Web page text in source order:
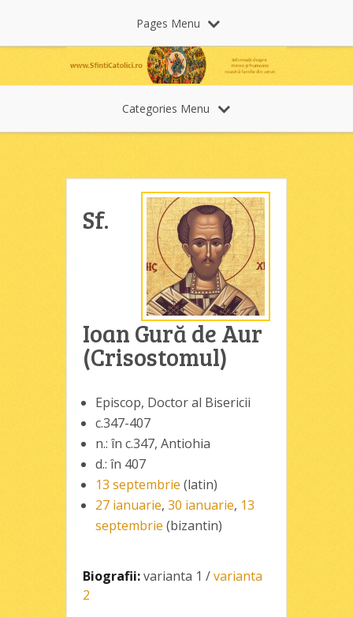
Pages Menu
Categories Menu
Sf.
Ioan Gură de Aur
(Crisostomul)
Episcop, Doctor al Bisericii
c.347-407
n.: în c.347, Antiohia
d.: în 407
13 septembrie (latin)
27 ianuarie, 30 ianuarie, 13
septembrie (bizantin)
Biografii:varianta 1 /varianta
2